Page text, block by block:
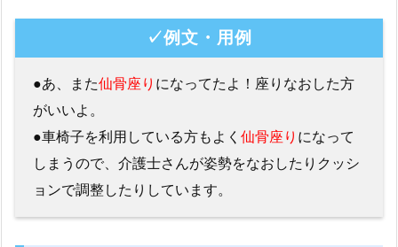
✓例文・用例
●あ、また仙骨座り になってたよ！座りなおした方
がいいよ。
●車椅子を利用している方もよく 仙骨座り になって
しまうので、介護士さんが姿勢をなおしたりクッシ
ョンで調整したりしています。